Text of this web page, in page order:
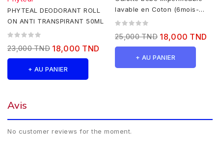
PHYTEAL DEODORANT ROLL
ON ANTI TRANSPIRANT 50ML
23,000 TND 18,000 TND
+ AU PANIER
lavable en Coton (6mois-
2ans)
25,000 TND 18,000 TND
+ AU PANIER
Avis
No customer reviews for the moment.